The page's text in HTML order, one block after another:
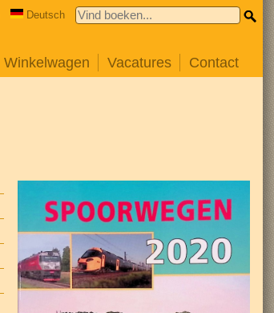
Deutsch
Winkelwagen Vacatures Contact